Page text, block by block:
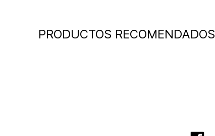
PRODUCTOS RECOMENDADOS